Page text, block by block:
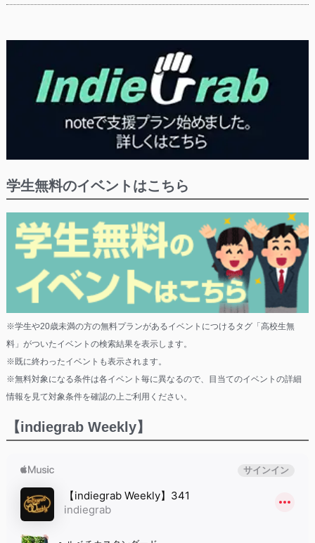
学生無料のイベントはこちら
※学生や20歳未満の方の無料プランがあるイベントにつけるタグ「高校生無
料」がついたイベントの検索結果を表示します。
※既に終わったイベントも表示されます。
※無料対象になる条件は各イベント毎に異なるので、目当てのイベントの詳細
情報を見て対象条件を確認の上ご利用ください。
【indiegrab Weekly】